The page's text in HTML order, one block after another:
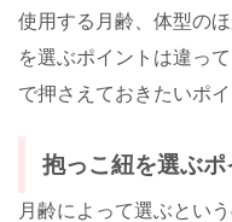
使用する月齢、体型の
を選ぶポイントは違っ
で押さえておきたいポ
抱っこ紐を選ぶ
月齢によって選ぶとい